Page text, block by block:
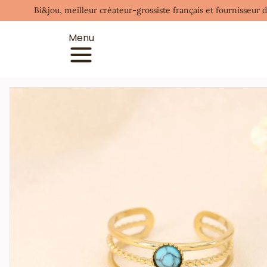
Bi&jou, meilleur créateur-grossiste français et fournisseur
Menu